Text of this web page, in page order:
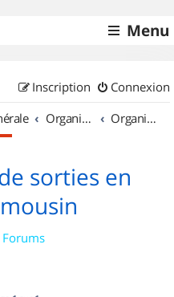
Menu
Connexion
Inscription
Organisation de sorties & Recherche de partenaires Organisation de sorties en région Limousin
sorties en